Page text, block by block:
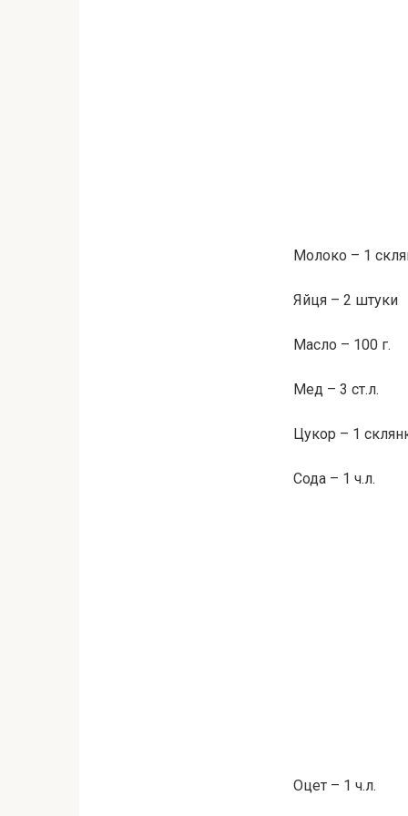
Молоко – 1
Яйця – 2 штуки
Масло – 100 г.
Мед – 3 ст.л.
Цукор – 1
Сода – 1 ч.л.
Оцет – 1 ч.л.